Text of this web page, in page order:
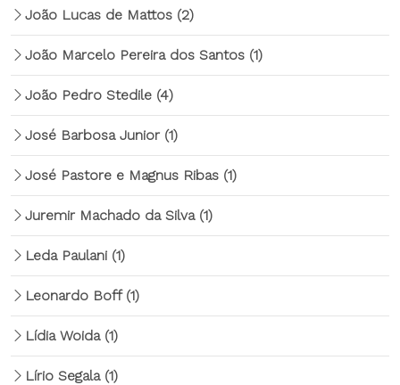
João Lucas de Mattos (2)
João Marcelo Pereira dos Santos (1)
João Pedro Stedile (4)
José Barbosa Junior (1)
José Pastore e Magnus Ribas (1)
Juremir Machado da Silva (1)
Leda Paulani (1)
Leonardo Boff (1)
Lídia Woida (1)
Lírio Segala (1)